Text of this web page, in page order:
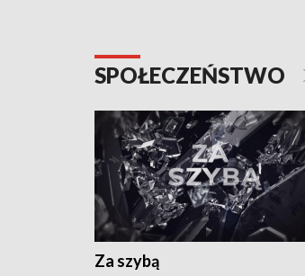
SPOŁECZEŃSTWO
Za szybą